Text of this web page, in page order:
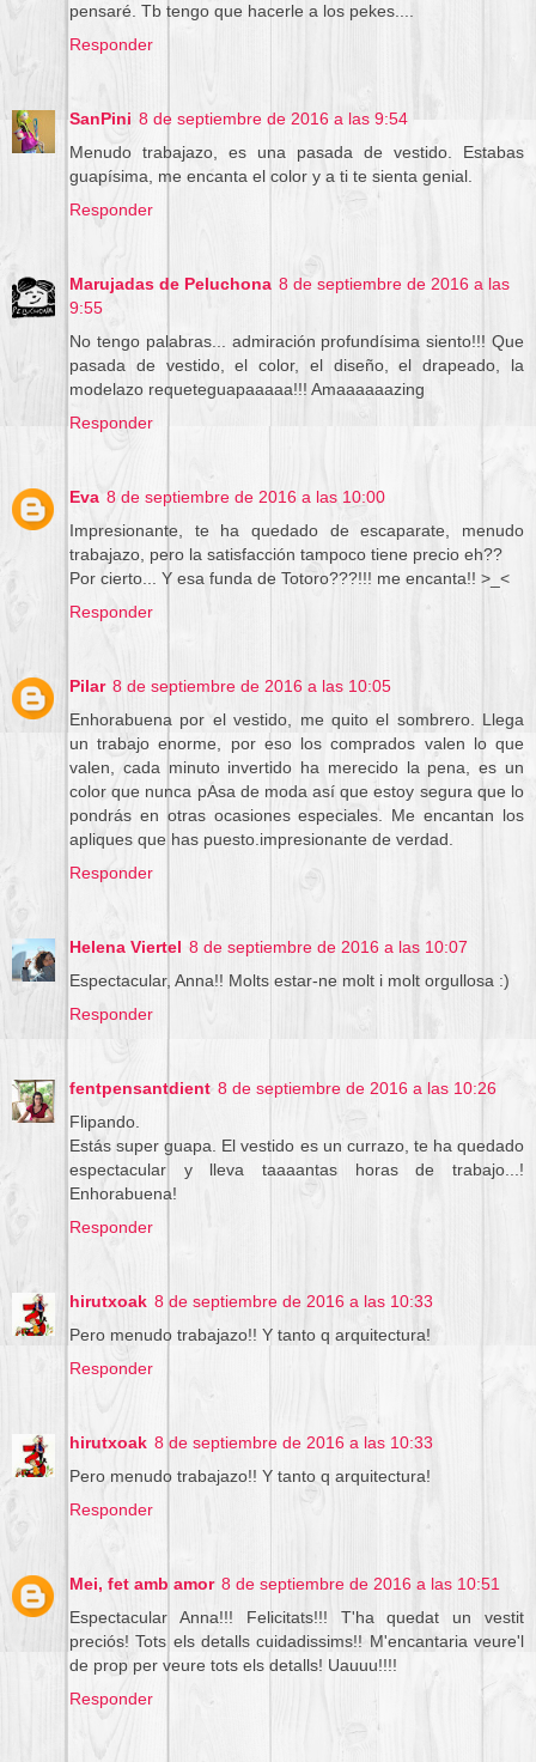
pensaré. Tb tengo que hacerle a los pekes....
Responder
SanPini 8 de septiembre de 2016 a las 9:54
Menudo trabajazo, es una pasada de vestido. Estabas
guapísima, me encanta el color y a ti te sienta genial.
Responder
Marujadas de Peluchona 8 de septiembre de 2016 a las
9:55
No tengo palabras... admiración profundísima siento!!! Que
pasada de vestido, el color, el diseño, el drapeado, la
modelazo requeteguapaaaaa!!! Amaaaaaazing
Responder
Eva 8 de septiembre de 2016 a las 10:00
Impresionante, te ha quedado de escaparate, menudo
trabajazo, pero la satisfacción tampoco tiene precio eh??
Por cierto... Y esa funda de Totoro???!!! me encanta!! >_<
Responder
Pilar 8 de septiembre de 2016 a las 10:05
Enhorabuena por el vestido, me quito el sombrero. Llega
un trabajo enorme, por eso los comprados valen lo que
valen, cada minuto invertido ha merecido la pena, es un
color que nunca pAsa de moda así que estoy segura que lo
pondrás en otras ocasiones especiales. Me encantan los
apliques que has puesto.impresionante de verdad.
Responder
Helena Viertel 8 de septiembre de 2016 a las 10:07
Espectacular, Anna!! Molts estar-ne molt i molt orgullosa :)
Responder
fentpensantdient 8 de septiembre de 2016 a las 10:26
Flipando.
Estás super guapa. El vestido es un currazo, te ha quedado
espectacular y lleva taaaantas horas de trabajo...!
Enhorabuena!
Responder
hirutxoak 8 de septiembre de 2016 a las 10:33
Pero menudo trabajazo!! Y tanto q arquitectura!
Responder
hirutxoak 8 de septiembre de 2016 a las 10:33
Pero menudo trabajazo!! Y tanto q arquitectura!
Responder
Mei, fet amb amor 8 de septiembre de 2016 a las 10:51
Espectacular Anna!!! Felicitats!!! T'ha quedat un vestit
preciós! Tots els detalls cuidadissims!! M'encantaria veure'l
de prop per veure tots els detalls! Uauuu!!!!
Responder